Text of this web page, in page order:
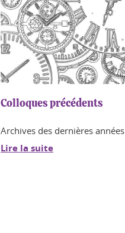
Colloques précédents
Archives des dernières années
Lire la suite